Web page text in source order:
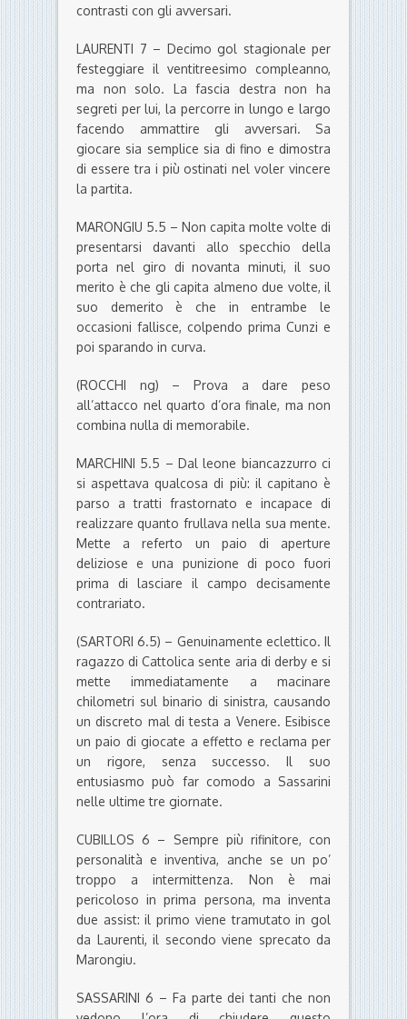
contrasti con gli avversari.
LAURENTI 7 – Decimo gol stagionale per
festeggiare il ventitreesimo compleanno,
ma non solo. La fascia destra non ha
segreti per lui, la percorre in lungo e largo
facendo ammattire gli avversari. Sa
giocare sia semplice sia di fino e dimostra
di essere tra i più ostinati nel voler vincere
la partita.
MARONGIU 5.5 – Non capita molte volte di
presentarsi davanti allo specchio della
porta nel giro di novanta minuti, il suo
merito è che gli capita almeno due volte, il
suo demerito è che in entrambe le
occasioni fallisce, colpendo prima Cunzi e
poi sparando in curva.
(ROCCHI ng) – Prova a dare peso
all’attacco nel quarto d’ora finale, ma non
combina nulla di memorabile.
MARCHINI 5.5 – Dal leone biancazzurro ci
si aspettava qualcosa di più: il capitano è
parso a tratti frastornato e incapace di
realizzare quanto frullava nella sua mente.
Mette a referto un paio di aperture
deliziose e una punizione di poco fuori
prima di lasciare il campo decisamente
contrariato.
(SARTORI 6.5) – Genuinamente eclettico. Il
ragazzo di Cattolica sente aria di derby e si
mette immediatamente a macinare
chilometri sul binario di sinistra, causando
un discreto mal di testa a Venere. Esibisce
un paio di giocate a effetto e reclama per
un rigore, senza successo. Il suo
entusiasmo può far comodo a Sassarini
nelle ultime tre giornate.
CUBILLOS 6 – Sempre più rifinitore, con
personalità e inventiva, anche se un po’
troppo a intermittenza. Non è mai
pericoloso in prima persona, ma inventa
due assist: il primo viene tramutato in gol
da Laurenti, il secondo viene sprecato da
Marongiu.
SASSARINI 6 – Fa parte dei tanti che non